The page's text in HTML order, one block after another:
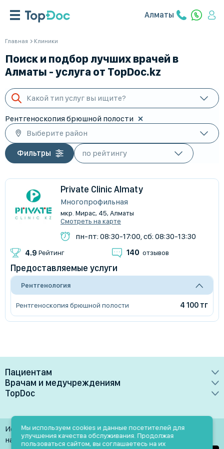
Алматы
Главная Клиники
Поиск и подбор лучших врачей в
Алматы - услуга от TopDoc.kz
Какой тип услуг вы ищите?
Рентгеноскопия брюшной полости
Выберите район
Фильтры
Private Clinic Almaty
Многопрофильная
мкр. Мирас, 45, Алматы
Смотреть на карте
пн-пт: 08:30-17:00, сб: 08:30-13:30
4.9 Рейтинг 140 отзывов
Предоставляемые услуги
Рентгенология
Рентгеноскопия брюшной полости 4 100 тг
Пациентам
Врачи
Клиники
Лаборатории
Услуги
Врачам и медучреждениям
Преимущества
Медучреждениям
TopDoc
Контакты
Помощь
Использование материалов разрешено только при
наличии активной ссылки на источник
Мы используем cookies и данные посетителей для
улучшения качества обслуживания. Продолжая
пользоваться сайтом, вы соглашаетесь на их